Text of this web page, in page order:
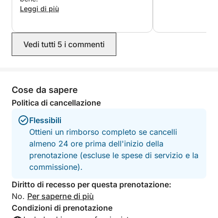
14:00
Durata del noleggio:
3 ore — €320,00
4 ore — €360,00
* Il carburante non è incluso e viene pagato a fine
noleggio in base al consumo effettivo. Per 3-4 ore, il
costo è di circa €50,00.
* È possibile richiedere un capitano con un
supplemento di €20 all'ora. Numero massimo di
partecipanti: 7 persone + capitano.
* È disponibile un servizio di trasferimento opzionale
dal vostro hotel a Paphos, per rendere la vostra
avventura completamente senza pensieri, con un
Leggi di più
Vedi tutti 5 i commenti
Cose da sapere
Politica di cancellazione
Flessibili
Ottieni un rimborso completo se cancelli
almeno 24 ore prima dell'inizio della
prenotazione (escluse le spese di servizio e la
commissione).
Diritto di recesso per questa prenotazione:
No. Per saperne di più
Condizioni di prenotazione